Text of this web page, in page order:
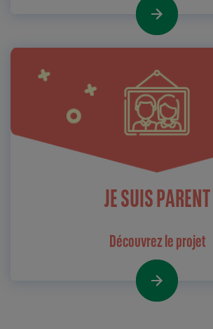
JE SUIS PARENT
Découvrez le projet